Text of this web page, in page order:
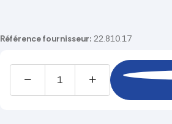
Référence fournisseur: 22.810.17